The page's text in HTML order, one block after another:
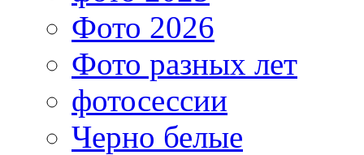
Фото 2026
Фото разных лет
фотосессии
Черно белые